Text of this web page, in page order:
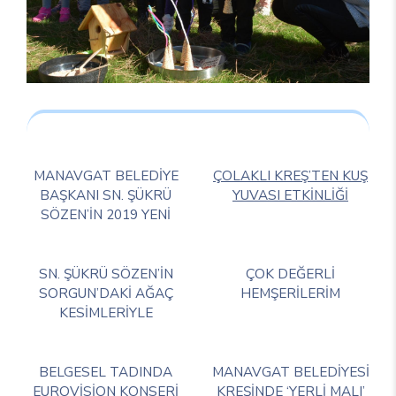
MANAVGAT BELEDİYE
BAŞKANI SN. ŞÜKRÜ
SÖZEN’İN 2019 YENİ
ÇOLAKLI KREŞ’TEN KUŞ
YUVASI ETKİNLİĞİ
SN. ŞÜKRÜ SÖZEN’İN
SORGUN’DAKİ AĞAÇ
KESİMLERİYLE
ÇOK DEĞERLİ
HEMŞERİLERİM
BELGESEL TADINDA
EUROVİSİON KONSERİ
MANAVGAT BELEDİYESİ
KREŞİNDE ‘YERLİ MALI’